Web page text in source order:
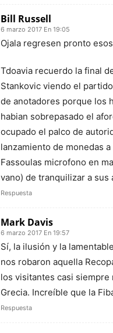
Bill Russell
6 marzo 2017 En 19:05
Ojala regresen pronto
Tdoavia recuerdo la final
Stankovic viendo el
de anotadores porque los
habian sobrepasado el
ocupado el palco de
lanzamiento de monedas a
Fassoulas microfono en
vano) de tranquilizar a sus
Respuesta
Mark Davis
6 marzo 2017 En 19:57
Sí, la ilusión y la
nos robaron aquella
los visitantes casi siempre
Grecia. Increíble que la
Respuesta